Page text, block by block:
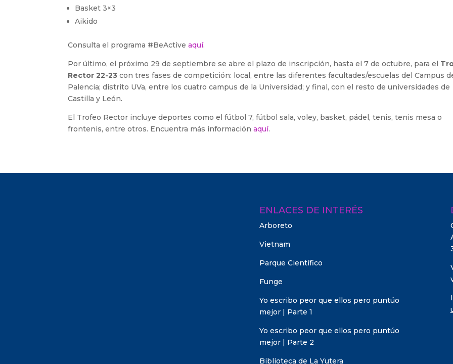
Basket 3×3
Aikido
Consulta el programa #BeActiveaquí.
Por último, el próximo 29 de septiembre se abre el plazo de inscripción, hasta el 7 de octubre, para el
Rector 22-23 con tres fases de competición: local, entre las diferentes facultades/escuelas del Campus
Palencia; distrito UVa, entre los cuatro campus de la Universidad; y final, con el resto de universidades de
Castilla y León.
El Trofeo Rector incluye deportes como el fútbol 7, fútbol sala, voley, basket, pádel, tenis, tenis mesa o
frontenis, entre otros. Encuentra más informaciónaquí.
ENLACES DE INTERÉS
Arboreto
Vietnam
Parque Científico
Funge
Yo escribo peor que ellos pero puntúo
mejor | Parte 1
Yo escribo peor que ellos pero puntúo
mejor | Parte 2
Biblioteca de La Yutera